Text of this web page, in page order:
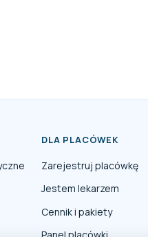
DLA PLACÓWEK
Zarejestruj placówkę
Jestem lekarzem
Cennik i pakiety